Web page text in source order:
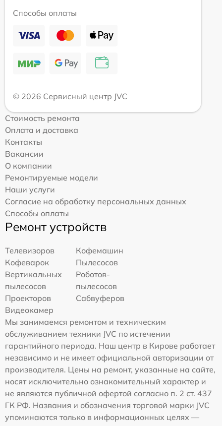
Способы оплаты
© 2026 Сервисный центр JVC
Стоимость ремонта
Оплата и доставка
Контакты
Вакансии
О компании
Ремонтируемые модели
Наши услуги
Согласие на обработку персональных данных
Способы оплаты
Ремонт устройств
Телевизоров
Кофемашин
Кофеварок
Пылесосов
Вертикальных
пылесосов
Роботов-
пылесосов
Проекторов
Сабвуферов
Видеокамер
Мы занимаемся ремонтом и техническим
обслуживанием техники JVC по истечении
гарантийного периода. Наш центр в Кирове работает
независимо и не имеет официальной авторизации от
производителя. Цены на ремонт, указанные на сайте,
носят исключительно ознакомительный характер и
не являются публичной офертой согласно п. 2 ст. 437
ГК РФ. Названия и обозначения торговой марки JVC
упоминаются только в информационных целях —